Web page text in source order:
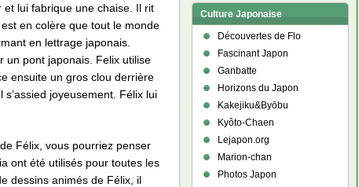
et lui fabrique une chaise. Il rit
en colère que tout le monde
en lettrage japonais.
un pont japonais. Felix utilise
ensuite un gros clou derrière
joyeusement. Félix lui
Félix, vous pourriez penser
ont été utilisés pour toutes les
dessins animés de Félix, il
Culture Japonaise
Découvertes de Flo
Fascinant Japon
Ganbatte
Horizons du Japon
Kakejiku&Byōbu
Kyôto-Chaen
Lejapon.org
Marion-chan
Photos Japon